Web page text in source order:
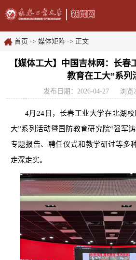
首页 -> 媒体矩阵 -> 正文
【媒体工大】中国吉林网：长春
教育在工大”系列
发布日期：2026-04-27 浏览
4月24日，长春工业大学在北湖
大”系列活动暨国防教育研究院“强军
专题报告、聘任仪式和教学研讨等多
走深走实。